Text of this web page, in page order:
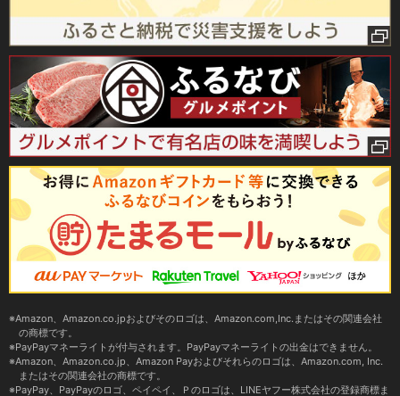
Amazon、Amazon.co.jpおよびそのロゴは、Amazon.com,Inc.またはその関連会社
の商標です。
PayPayマネーライトが付与されます。PayPayマネーライトの出金はできません。
Amazon、Amazon.co.jp、Amazon Payおよびそれらのロゴは、Amazon.com, Inc.
またはその関連会社の商標です。
PayPay、PayPayのロゴ、ペイペイ、Ｐのロゴは、LINEヤフー株式会社の登録商標ま